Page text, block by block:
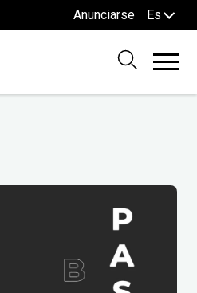
Anunciarse Es